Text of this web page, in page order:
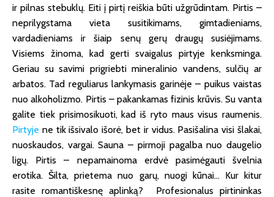
ir pilnas stebuklų. Eiti į pirtį reiškia būti užgrūdintam. Pirtis –
neprilygstama vieta susitikimams, gimtadieniams,
vardadieniams ir šiaip senų gerų draugų susiėjimams.
Visiems žinoma, kad gerti svaigalus pirtyje kenksminga.
Geriau su savimi prigriebti mineralinio vandens, sulčių ar
arbatos. Tad reguliarus lankymasis garinėje – puikus vaistas
nuo alkoholizmo. Pirtis – pakankamas fizinis krūvis. Su vanta
galite tiek prisimosikuoti, kad iš ryto maus visus raumenis.
Pirtyje ne tik išsivalo išorė, bet ir vidus. Pasišalina visi šlakai,
nuoskaudos, vargai. Sauna – pirmoji pagalba nuo daugelio
ligų. Pirtis – nepamainoma erdvė pasimėgauti švelnia
erotika. Šilta, prietema nuo garų, nuogi kūnai… Kur kitur
rasite romantiškesnę aplinką? Profesionalus pirtininkas